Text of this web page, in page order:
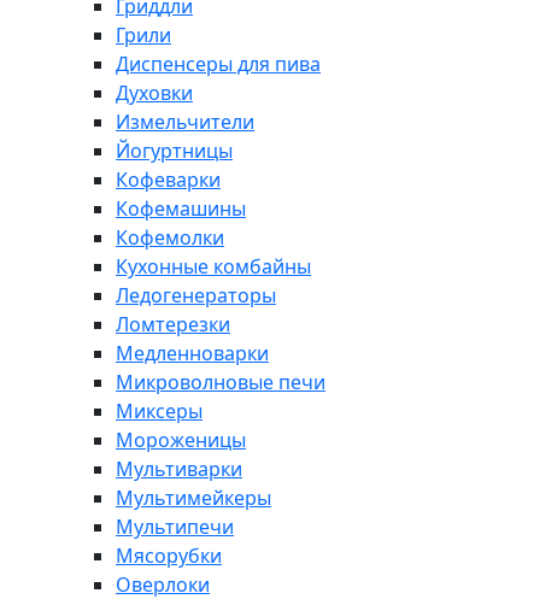
Гриддли
Грили
Диспенсеры для пива
Духовки
Измельчители
Йогуртницы
Кофеварки
Кофемашины
Кофемолки
Кухонные комбайны
Ледогенераторы
Ломтерезки
Медленноварки
Микроволновые печи
Миксеры
Мороженицы
Мультиварки
Мультимейкеры
Мультипечи
Мясорубки
Оверлоки